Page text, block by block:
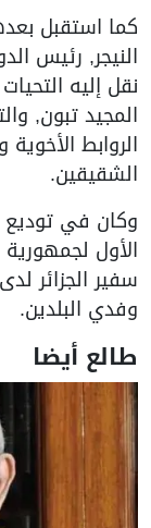
كما استقبل
النيجر, رئيس
نقل إليه
المجيد تبون,
الروابط
الشقيقين.
وكان في توديع
الأول
سفير الجزائر
وفدي البلدين.
طالع أيضا